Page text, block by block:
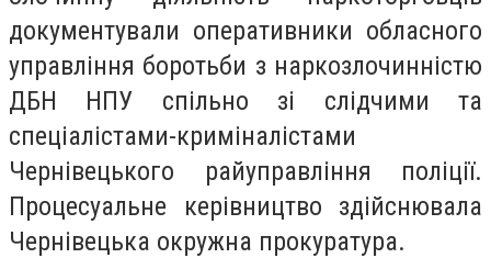
документували оперативники обласного
управління боротьби з наркозлочинністю
ДБН НПУ спільно зі слідчими та
спеціалістами-криміналістами
Чернівецького райуправління поліції.
Процесуальне керівництво здійснювала
Чернівецька окружна прокуратура.